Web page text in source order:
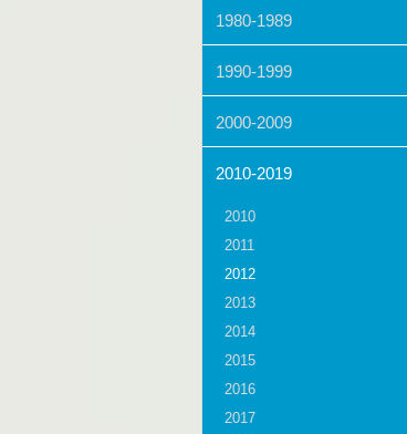
1980-1989
1990-1999
2000-2009
2010-2019
2010
2011
2012
2013
2014
2015
2016
2017